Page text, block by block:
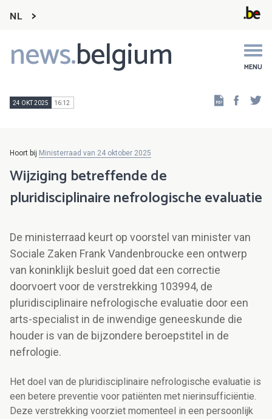
NL
news.belgium MENU
Main
navigation
24 OKT 2025 16:12
Hoort bij Ministerraad van 24 oktober 2025
Wijziging betreffende de
pluridisciplinaire nefrologische evaluatie
De ministerraad keurt op voorstel van minister van
Sociale Zaken Frank Vandenbroucke een ontwerp
van koninklijk besluit goed dat een correctie
doorvoert voor de verstrekking 103994, de
pluridisciplinaire nefrologische evaluatie door een
arts-specialist in de inwendige geneeskunde die
houder is van de bijzondere beroepstitel in de
nefrologie.
Het doel van de pluridisciplinaire nefrologische evaluatie is
een betere preventie voor patiënten met nierinsufficiëntie.
Deze verstrekking voorziet momenteel in een persoonlijk